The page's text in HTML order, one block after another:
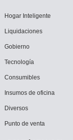
Hogar Inteligente
Liquidaciones
Gobierno
Tecnología
Consumibles
Insumos de oficina
Diversos
Punto de venta